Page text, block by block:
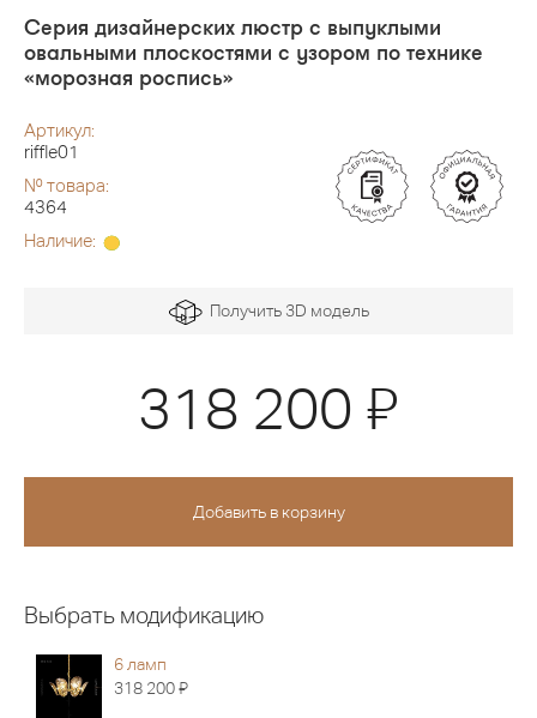
Серия дизайнерских люстр с выпуклыми
овальными плоскостями с узором по технике
«морозная роспись»
Артикул:
riffle01
№ товара:
4364
Наличие:
Получить 3D модель
318 200 Я
Выбрать модификацию
6 ламп
318 200Я